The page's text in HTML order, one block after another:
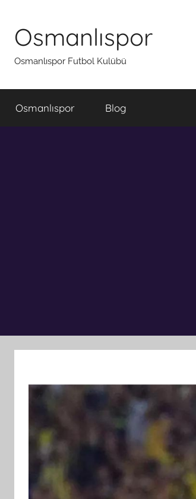
Osmanlıspor
Osmanlıspor Futbol Kulübü
Osmanlıspor Blog